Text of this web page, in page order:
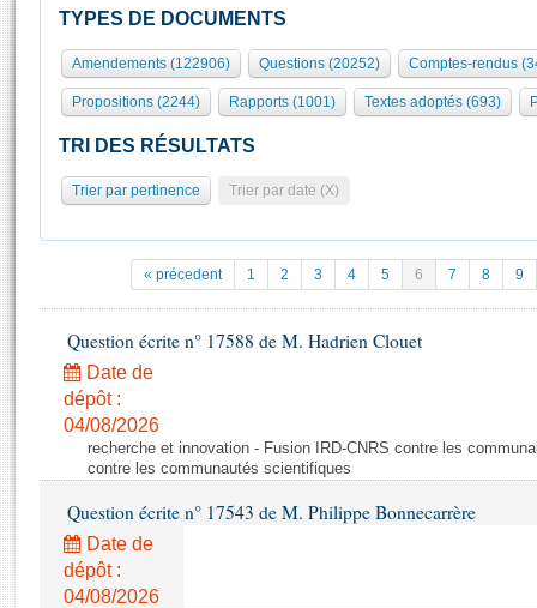
Présidence
577 députés
Groupes politiques
Séance publique
Commissions et autres organes
Europe et International
Pétitions
Projets de loi
Propositions de loi
Amendements
Textes adoptés
Rapports législatifs
Rapports sur l'application des lois
Rôle et pouvoirs de l'Assemblée
Organisation de l'Assemblée
Présidence Conférence des Présidents Bureau Collège des
Statistiques et chiffres clés
Documents de référence
( Constitution | Règlement de l'Assemblée ... )
Histoire
Juniors
Anciennes législatures
Visiter l'Assemblée
Visite virtuelle du palais Bourbon
Assister à une séance
La Bibliothèque
Contacts et plan d'accès
Photos libres de droit
TYPES DE DOCUMENTS
Amendements (122906) Questions (20252) Comptes-rendus
Propositions (2244) Rapports (1001) Textes adoptés (693)
TRI DES RÉSULTATS
Trier par pertinence Trier par date (X)
« précedent 1 2 3 4 5 6 7 8 9
Question écrite n° 17588 de M. Hadrien Clouet
Date de
dépôt :
04/08/2026
recherche et innovation - Fusion IRD-CNRS contre les
contre les communautés scientifiques
Question écrite n° 17543 de M. Philippe Bonnecarrère
Date de
dépôt :
04/08/2026